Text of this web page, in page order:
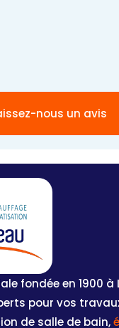
nous un avis
fondée en 1900 à
pour vos
de salle de bain,